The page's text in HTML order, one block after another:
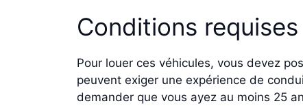
Conditions requises
Pour louer ces véhicules, vous devez
peuvent exiger une expérience de
demander que vous ayez au moins 25